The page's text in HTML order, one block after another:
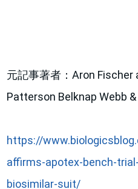
元記事著者：Aron Fischer
Patterson Belknap Webb &
https://
affirms-apotex-bench-
biosimilar-suit/